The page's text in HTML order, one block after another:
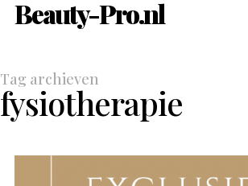
Beauty-Pro.nl
Tag archieven
fysiotherapie